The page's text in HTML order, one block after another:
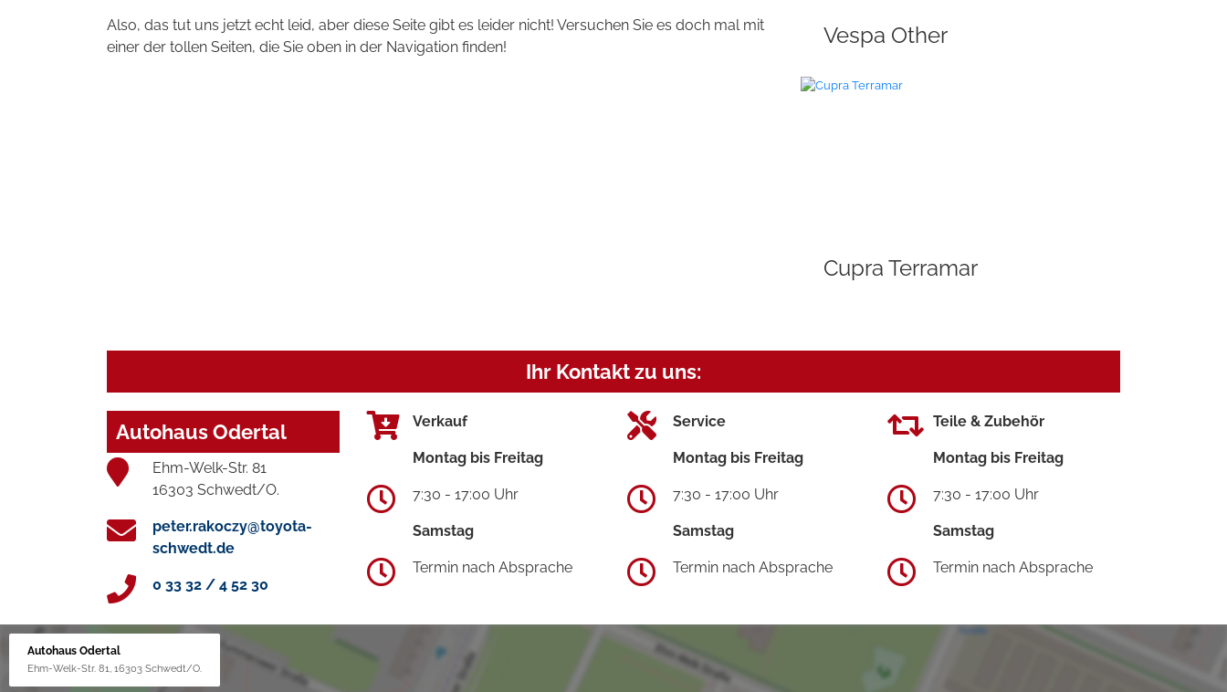
Also, das tut uns jetzt echt leid, aber diese Seite gibt es leider nicht! Versuchen Sie es doch mal mit
einer der tollen Seiten, die Sie oben in der Navigation finden!
Vespa Other
Cupra Terramar
Ihr Kontakt zu uns:
Autohaus Odertal
Ehm-Welk-Str. 81
16303 Schwedt/O.
peter.rakoczy@toyota-
schwedt.de
0 33 32 / 4 52 30
Verkauf
Montag bis Freitag
7:30 - 17:00 Uhr
Samstag
Termin nach Absprache
Service
Montag bis Freitag
7:30 - 17:00 Uhr
Samstag
Termin nach Absprache
Teile & Zubehör
Montag bis Freitag
7:30 - 17:00 Uhr
Samstag
Termin nach Absprache
Autohaus Odertal
Ehm-Welk-Str. 81, 16303 Schwedt/O.